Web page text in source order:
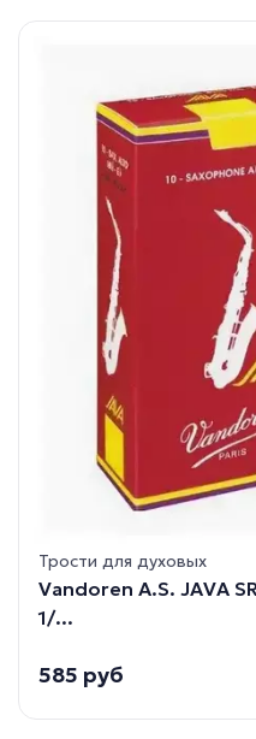
Трости для духовых
Vandoren A.S. JAVA
1/...
585 руб